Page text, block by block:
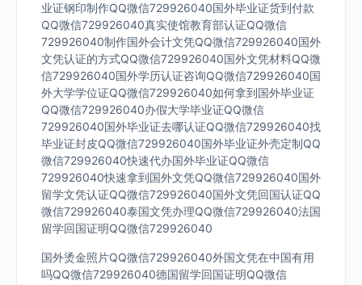
业证钢印制作QQ微信729926040国外毕业证货到付款
QQ微信729926040真实使馆教育部认证QQ微信
729926040制作国外会计文凭QQ微信729926040国外
文凭认证的方式QQ微信729926040国外文凭材料QQ微
信729926040国外学历认证咨询QQ微信729926040国
外大学学位证QQ微信729926040如何拿到国外毕业证
QQ微信729926040办假大学毕业证QQ微信
729926040国外毕业证去哪认证QQ微信729926040找
毕业证封皮QQ微信729926040国外毕业证外壳定制QQ
微信729926040快速代办国外毕业证QQ微信
729926040快速拿到国外文凭QQ微信729926040国外
留学文凭认证QQ微信729926040国外文凭回国认证QQ
微信729926040泰国文凭办理QQ微信729926040法国
留学回国证明QQ微信729926040
国外烫金照片QQ微信729926040外国文凭在中国有用
吗QQ微信729926040德国留学回国证明QQ微信